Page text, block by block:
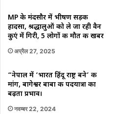
MP के मंदसौर में भीषण सड़क
हादसा, श्रद्धालुओं को ले जा रही वैन
कुएं में गिरी, 5 लोगों की मौत की खबर
अप्रैल 27, 2025
“नेपाल में ‘भारत हिंदू राष्ट्र बने’ की
मांग, बागेश्वर बाबा की पदयात्रा का
बढ़ता प्रभाव।
नवम्बर 22, 2024